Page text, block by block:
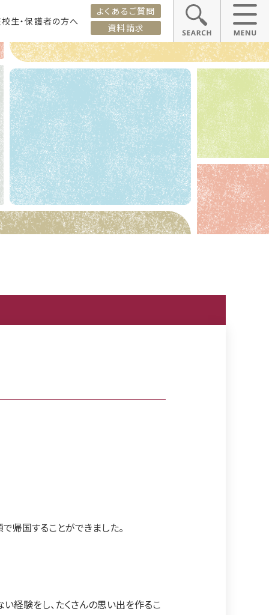
生・保護者の方へ
よくあるご質問
資料請求
帰国することができました。
経験をし、たくさんの思い出を作るこ